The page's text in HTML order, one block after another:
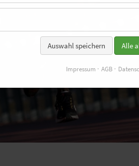
Auswahl speichern Alle
Impressum AGB